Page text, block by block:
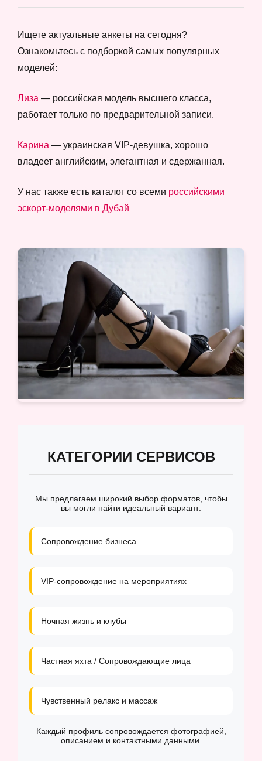
Ищете актуальные анкеты на сегодня?
Ознакомьтесь с подборкой самых популярных
моделей:
Лиза — российская модель высшего класса,
работает только по предварительной записи.
Карина — украинская VIP-девушка, хорошо
владеет английским, элегантная и сдержанная.
У нас также есть каталог со всеми российскими
эскорт-моделями в Дубай
КАТЕГОРИИ СЕРВИСОВ
Мы предлагаем широкий выбор форматов, чтобы
вы могли найти идеальный вариант:
Сопровождение бизнеса
VIP-сопровождение на мероприятиях
Ночная жизнь и клубы
Частная яхта / Сопровождающие лица
Чувственный релакс и массаж
Каждый профиль сопровождается фотографией,
описанием и контактными данными.